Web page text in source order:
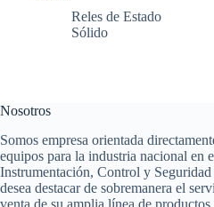
Reles de Estado
Sólido
Nosotros
Somos empresa orientada
equipos para la industria nacional en
Instrumentación, Control y
desea destacar de sobremanera el
venta de su amplia línea de